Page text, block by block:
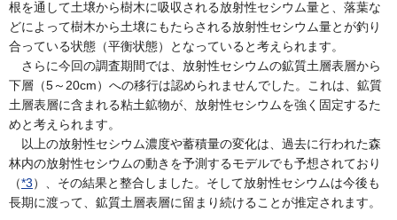
根を通して土壌から樹木に吸収される放射性セシウム量と、落葉な
どによって樹木から土壌にもたらされる放射性セシウム量とが釣り
合っている状態（平衡状態）となっていると考えられます。
さらに今回の調査期間では、放射性セシウムの鉱質土層表層から
下層（5～20cm）への移行は認められませんでした。これは、鉱質
土層表層に含まれる粘土鉱物が、放射性セシウムを強く固定するた
めと考えられます。
以上の放射性セシウム濃度や蓄積量の変化は、過去に行われた森
林内の放射性セシウムの動きを予測するモデルでも予想されており
（*3）、その結果と整合しました。そして放射性セシウムは今後も
長期に渡って、鉱質土層表層に留まり続けることが推定されます。